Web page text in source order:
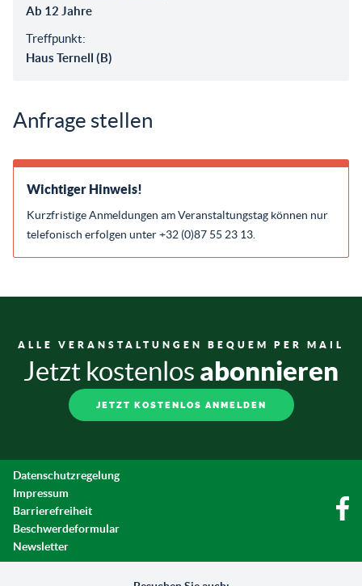
Ab 12 Jahre
Treffpunkt:
Haus Ternell (B)
Anfrage stellen
Wichtiger Hinweis!
Kurzfristige Anmeldungen am Veranstaltungstag können nur
telefonisch erfolgen unter +32 (0)87 55 23 13.
ALLE VERANSTALTUNGEN BEQUEM PER MAIL
Jetzt kostenlos abonnieren
JETZT KOSTENLOS ANMELDEN
Datenschutzregelung
Impressum
Barrierefreiheit
Beschwerdeformular
Newsletter